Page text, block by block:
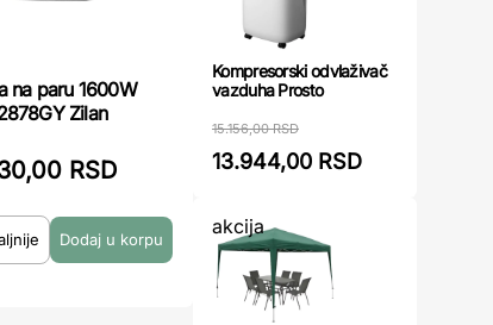
na paru 1600W
Zilan
RSD
Kompresorski odvlaživač
vazduha Prosto
15.156,00 RSD
13.944,00 RSD
akcija